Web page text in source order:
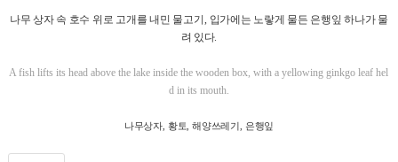
나무 상자 속 호수 위로 고개를 내민 물고기 , 입가에는 노랗게 물든 은행잎 하나가 물
려 있다.
A fish lifts its head above the lake inside the wooden box, with a yellowing ginkgo leaf hel
d in its mouth.
나무상자, 황토 ,해양쓰레기 은행잎